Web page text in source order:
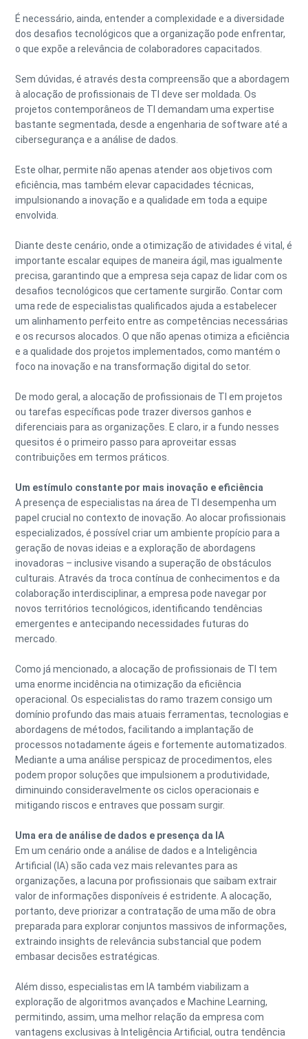
É necessário, ainda, entender a complexidade e a diversidade
dos desafios tecnológicos que a organização pode enfrentar,
o que expõe a relevância de colaboradores capacitados.
Sem dúvidas, é através desta compreensão que a abordagem
à alocação de profissionais de TI deve ser moldada. Os
projetos contemporâneos de TI demandam uma expertise
bastante segmentada, desde a engenharia de software até a
cibersegurança e a análise de dados.
Este olhar, permite não apenas atender aos objetivos com
eficiência, mas também elevar capacidades técnicas,
impulsionando a inovação e a qualidade em toda a equipe
envolvida.
Diante deste cenário, onde a otimização de atividades é vital, é
importante escalar equipes de maneira ágil, mas igualmente
precisa, garantindo que a empresa seja capaz de lidar com os
desafios tecnológicos que certamente surgirão. Contar com
uma rede de especialistas qualificados ajuda a estabelecer
um alinhamento perfeito entre as competências necessárias
e os recursos alocados. O que não apenas otimiza a eficiência
e a qualidade dos projetos implementados, como mantém o
foco na inovação e na transformação digital do setor.
De modo geral, a alocação de profissionais de TI em projetos
ou tarefas específicas pode trazer diversos ganhos e
diferenciais para as organizações. E claro, ir a fundo nesses
quesitos é o primeiro passo para aproveitar essas
contribuições em termos práticos.
Um estímulo constante por mais inovação e eficiência
A presença de especialistas na área de TI desempenha um
papel crucial no contexto de inovação. Ao alocar profissionais
especializados, é possível criar um ambiente propício para a
geração de novas ideias e a exploração de abordagens
inovadoras – inclusive visando a superação de obstáculos
culturais. Através da troca contínua de conhecimentos e da
colaboração interdisciplinar, a empresa pode navegar por
novos territórios tecnológicos, identificando tendências
emergentes e antecipando necessidades futuras do
mercado.
Como já mencionado, a alocação de profissionais de TI tem
uma enorme incidência na otimização da eficiência
operacional. Os especialistas do ramo trazem consigo um
domínio profundo das mais atuais ferramentas, tecnologias e
abordagens de métodos, facilitando a implantação de
processos notadamente ágeis e fortemente automatizados.
Mediante a uma análise perspicaz de procedimentos, eles
podem propor soluções que impulsionem a produtividade,
diminuindo consideravelmente os ciclos operacionais e
mitigando riscos e entraves que possam surgir.
Uma era de análise de dados e presença da IA
Em um cenário onde a análise de dados e a Inteligência
Artificial (IA) são cada vez mais relevantes para as
organizações, a lacuna por profissionais que saibam extrair
valor de informações disponíveis é estridente. A alocação,
portanto, deve priorizar a contratação de uma mão de obra
preparada para explorar conjuntos massivos de informações,
extraindo insights de relevância substancial que podem
embasar decisões estratégicas.
Além disso, especialistas em IA também viabilizam a
exploração de algoritmos avançados e Machine Learning,
permitindo, assim, uma melhor relação da empresa com
vantagens exclusivas à Inteligência Artificial, outra tendência